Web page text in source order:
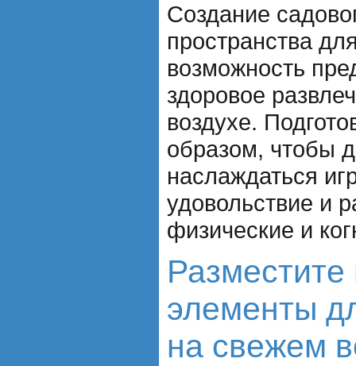
Создание
пространства
возможность
здоровое
воздухе.
образом, чтобы
наслаждаться
удовольствие и
физические и
элементы
на свежем